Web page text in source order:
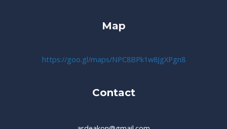
Map
https://goo.gl/maps/NPC8BPk1w8JgXPgn8
Contact